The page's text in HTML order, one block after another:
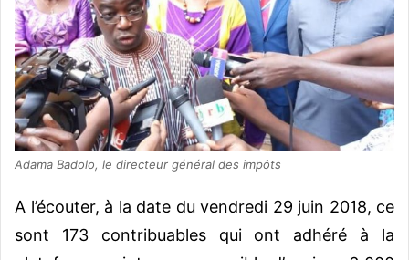
Adama Badolo, le directeur général des impôts
A l’écouter, à la date du vendredi 29 juin 2018, ce
sont 173 contribuables qui ont adhéré à la